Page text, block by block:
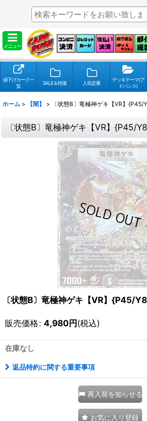
メニュー
値下げカード一
覧
SALE＆特価 人気定番
デッキテーマ(ア
ドバンス)
ホーム > 【闇】 > 〔状態B〕竜極神ゲキ【VR】{P45/
〔状態B〕竜極神ゲキ【VR】{P45/
〔状態B〕竜極神ゲキ【VR】{P45/
販売価格: 4,980円(税込)
在庫なし
返品特約に関する重要事項
再入荷を知らせる
お気に入り登録